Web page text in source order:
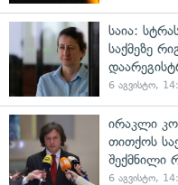
საია:
საქმეზე
6 აგვისტო,
ირაკლი
თითქოს
შექმნილი
6 აგვისტო,